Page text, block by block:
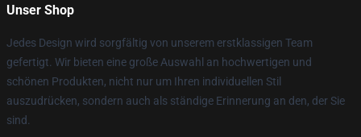
Unser Shop
Jedes Design wird sorgfältig von unserem erstklassigen Team
gefertigt. Wir bieten eine große Auswahl an hochwertigen und
schönen Produkten, nicht nur um Ihren individuellen Stil
auszudrücken, sondern auch als ständige Erinnerung an den, der Sie
sind.